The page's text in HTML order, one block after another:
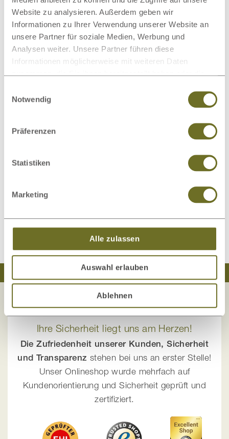
Website zu analysieren. Außerdem geben wir
Informationen zu Ihrer Verwendung unserer Website an
unsere Partner für soziale Medien, Werbung und
Analysen weiter. Unsere Partner führen diese
Informationen möglicherweise mit weiteren Daten
zusammen, die Sie ihnen bereitgestellt haben oder die
haben.
Notwendig
Präferenzen
Statistiken
Marketing
Alle zulassen
Auswahl erlauben
Ablehnen
Matratzenschoner Wollteppiche
Beimöbel Wolldecken
Zirbenschrank „Romana“ 2-türig
Kundenrezension verfassen
Traumhaft schlafen Natürlich wohnen
Ihre Sicherheit liegt uns am Herzen!
Die Zufriedenheit unserer Kunden, Sicherheit
und Transparenz stehen bei uns an erster Stelle!
Unser Onlineshop wurde mehrfach auf
Kundenorientierung und Sicherheit geprüft und
zertifiziert.